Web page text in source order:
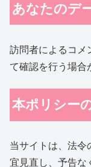
あなたのデ
訪問者によるコメ
て確認を行う場合
本ポリシー
当サイトは、法令
宜見直し、予告な